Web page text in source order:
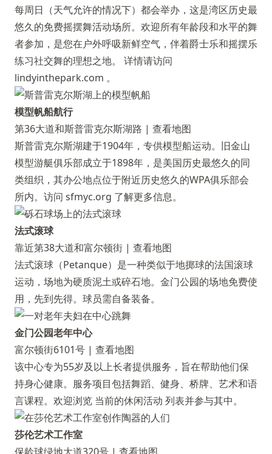
每周日（天气允许的情况下）都会举办，这是湾区历史最
悠久的免费摇摆舞活动场所。欢迎所有年龄段和水平的舞
者参加，是您在户外呼吸新鲜空气，伴着爵士乐和摇摆乐
练习社交舞的理想之地。 详情请访问
lindyinthepark.com 。
模型帆船航行
第36大道和斯普雷克尔斯湖路 | 查看地图
斯普雷克尔斯湖建于1904年，专供模型船运动。旧金山
模型游艇俱乐部成立于1898年，是美国历史最悠久的同
类组织，其办公地点位于附近历史悠久的WPA俱乐部会
所内。访问 sfmyc.org 了解更多信息。
法式滚球
靠近第38大道和富尔顿街 | 查看地图
法式滚球（Petanque）是一种类似于地掷球的法国滚球
运动，场地为硬质泥土或碎石地。金门公园的场地免费使
用，先到先得。球员需自备装备。
金门公园老年中心
富尔顿街6101号 | 查看地图
该中心专为55岁及以上长者提供服务，旨在帮助他们保
持身心健康。服务项目包括舞蹈、健身、桥牌、艺术和语
言课程。欢迎浏览 当前的休闲活动 列表并参与其中。
莎伦艺术工作室